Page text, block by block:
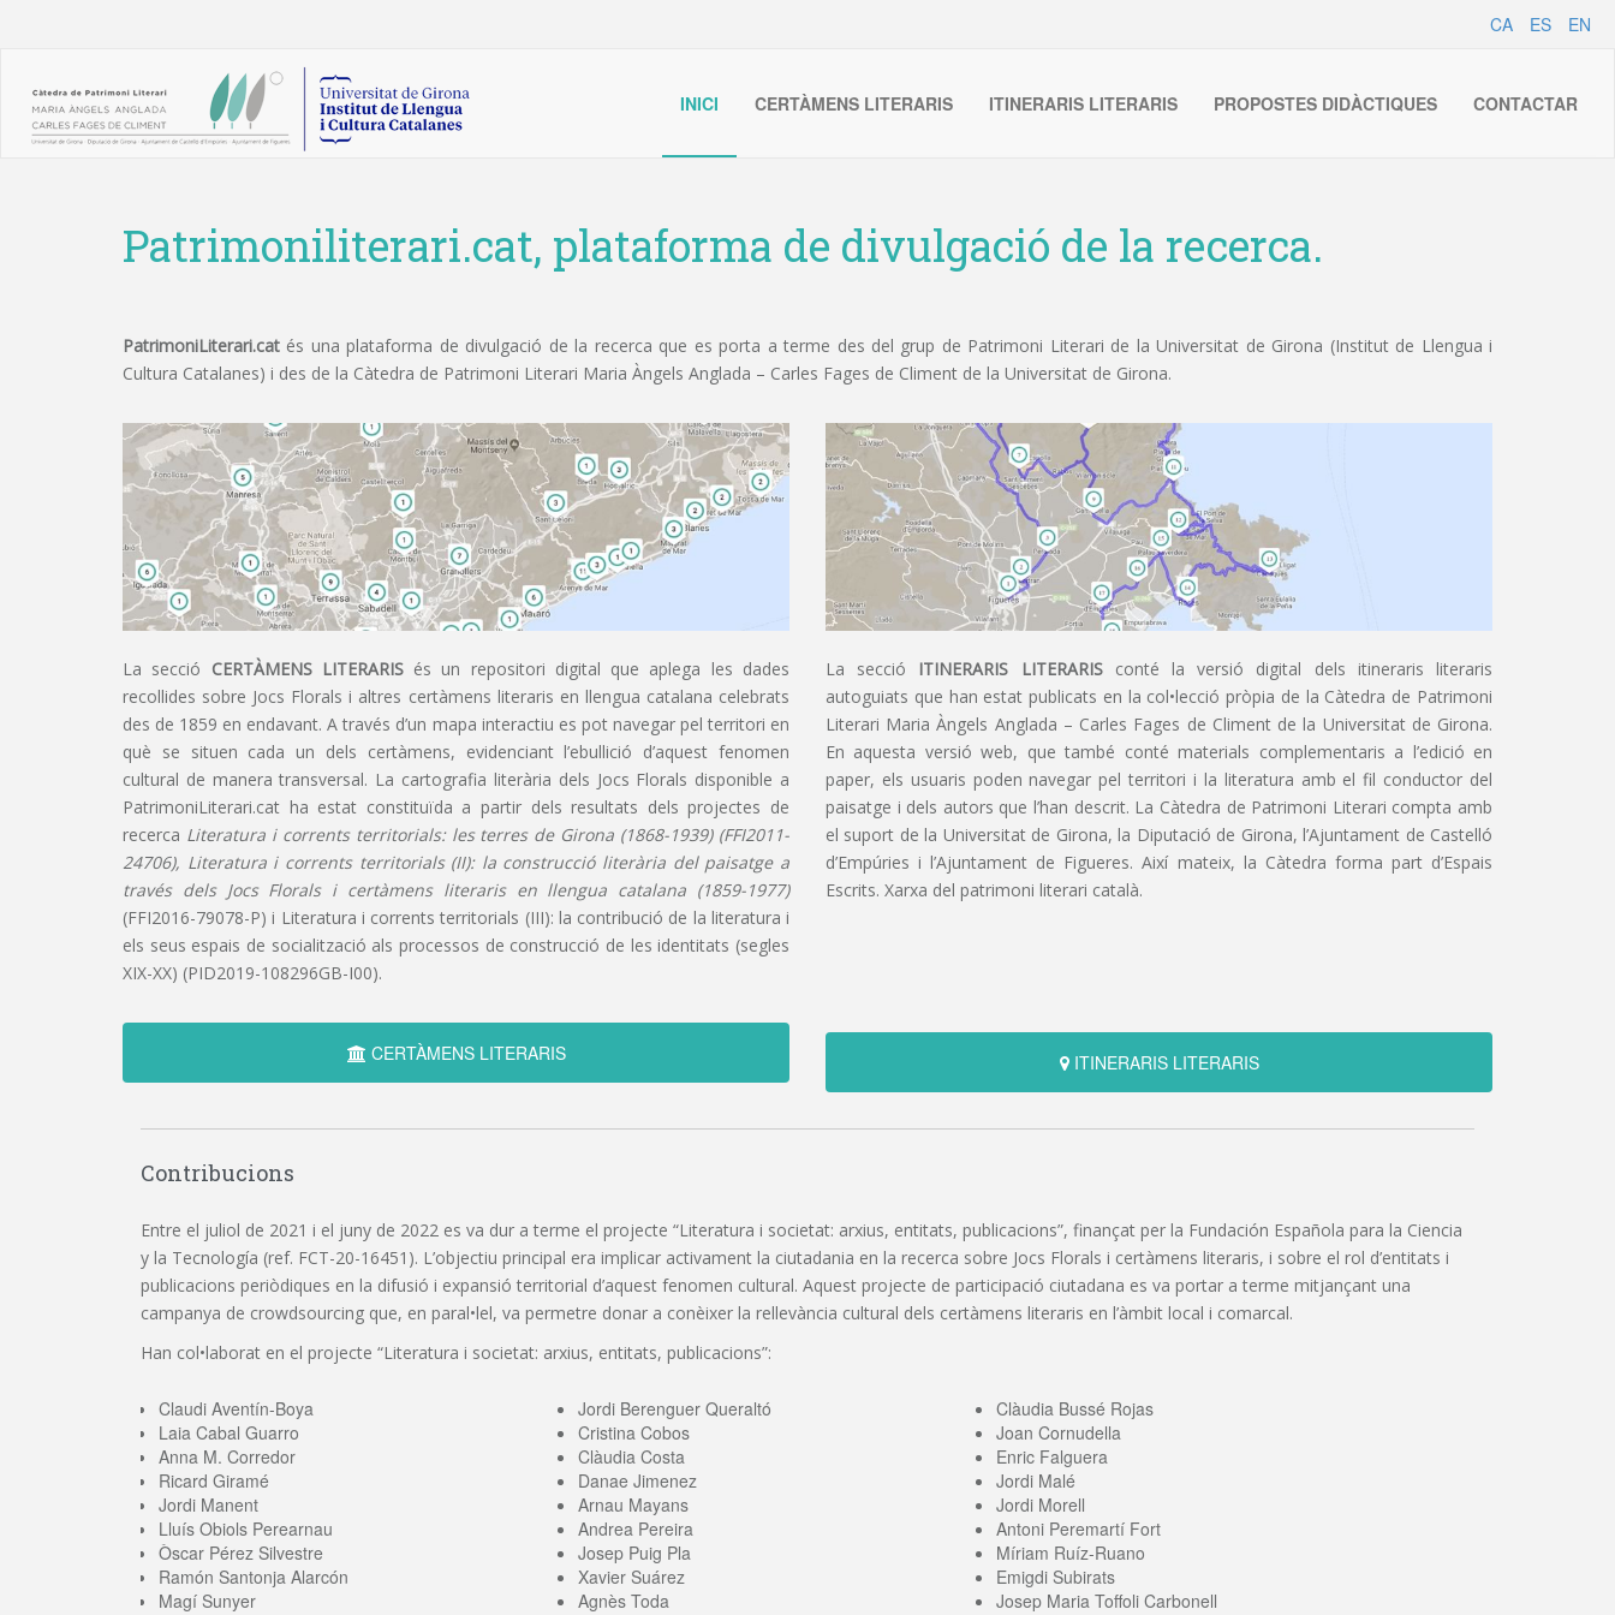
CA ES EN
INICI CERTÀMENS LITERARIS ITINERARIS LITERARIS PROPOSTES DIDÀCTIQUES CONTACTAR
Patrimoniliterari.cat, plataforma de divulgació de la recerca.
PatrimoniLiterari.cat és una plataforma de divulgació de la recerca que es porta a terme des del grup de Patrimoni Literari de la Universitat de Girona (Institut de Llengua i
Cultura Catalanes) i des de la Càtedra de Patrimoni Literari Maria Àngels Anglada – Carles Fages de Climent de la Universitat de Girona.
La secció CERTÀMENS LITERARISés un repositori digital que aplega les dades
recollides sobre Jocs Florals i altres certàmens literaris en llengua catalana celebrats
des de 1859 en endavant. A través d’un mapa interactiu es pot navegar pel territori en
què se situen cada un dels certàmens, evidenciant l’ebullició d’aquest fenomen
cultural de manera transversal. La cartografia literària dels Jocs Florals disponible a
PatrimoniLiterari.cat ha estat constituïda a partir dels resultats dels projectes de
recerca Literatura i corrents territorials: les terres de Girona (1868-1939) (FFI2011-
24706), Literatura i corrents territorials (II): la construcció literària del paisatge a
través dels Jocs Florals i certàmens literaris en llengua catalana (1859-1977)
(FFI2016-79078-P) i Literatura i corrents territorials (III): la contribució de la literatura i
els seus espais de socialització als processos de construcció de les identitats (segles
XIX-XX) (PID2019-108296GB-I00).
CERTÀMENS LITERARIS
La secció ITINERARIS LITERARISconté la versió digital dels itineraris literaris
autoguiats que han estat publicats en la col•lecció pròpia de la Càtedra de Patrimoni
Literari Maria Àngels Anglada – Carles Fages de Climent de la Universitat de Girona.
En aquesta versió web, que també conté materials complementaris a l’edició en
paper, els usuaris poden navegar pel territori i la literatura amb el fil conductor del
paisatge i dels autors que l’han descrit. La Càtedra de Patrimoni Literari compta amb
el suport de la Universitat de Girona, la Diputació de Girona, l’Ajuntament de Castelló
d’Empúries i l’Ajuntament de Figueres. Així mateix, la Càtedra forma part d’Espais
Escrits. Xarxa del patrimoni literari català.
ITINERARIS LITERARIS
Contribucions
Entre el juliol de 2021 i el juny de 2022 es va dur a terme el projecte “Literatura i societat: arxius, entitats, publicacions”, finançat per la Fundación Española para la Ciencia
y la Tecnología (ref. FCT-20-16451). L’objectiu principal era implicar activament la ciutadania en la recerca sobre Jocs Florals i certàmens literaris, i sobre el rol d’entitats i
publicacions periòdiques en la difusió i expansió territorial d’aquest fenomen cultural. Aquest projecte de participació ciutadana es va portar a terme mitjançant una
campanya de crowdsourcing que, en paral•lel, va permetre donar a conèixer la rellevància cultural dels certàmens literaris en l’àmbit local i comarcal.
Han col•laborat en el projecte “Literatura i societat: arxius, entitats, publicacions”:
Claudi Aventín-Boya Jordi Berenguer Queraltó
Clàudia Bussé Rojas
Laia Cabal Guarro
Cristina Cobos
Joan Cornudella
Anna M. Corredor
Clàudia Costa
Enric Falguera
Ricard Giramé
Danae Jimenez
Jordi Malé
Jordi Manent
Arnau Mayans
Jordi Morell
Lluís Obiols Perearnau
Andrea Pereira
Antoni Peremartí Fort
Òscar Pérez Silvestre
Josep Puig Pla
Míriam Ruíz-Ruano
Ramón Santonja Alarcón
Xavier Suárez
Emigdi Subirats
Magí Sunyer
Agnès Toda
Josep Maria Toffoli Carbonell